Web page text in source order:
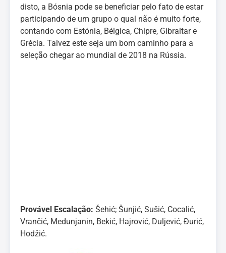
disto, a Bósnia pode se beneficiar pelo fato de estar
participando de um grupo o qual não é muito forte,
contando com Estónia, Bélgica, Chipre, Gibraltar e
Grécia. Talvez este seja um bom caminho para a
seleção chegar ao mundial de 2018 na Rússia.
Provável Escalação: Šehić; Šunjić, Sušić, Cocalić,
Vrančić, Medunjanin, Bekić, Hajrović, Duljević, Đurić,
Hodžić.